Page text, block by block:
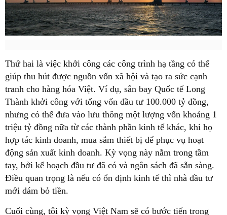
Thứ hai là việc khởi công các công trình hạ tầng có thể
giúp thu hút được nguồn vốn xã hội và tạo ra sức cạnh
tranh cho hàng hóa Việt. Ví dụ, sân bay Quốc tế Long
Thành khởi công với tổng vốn đầu tư 100.000 tỷ đồng,
nhưng có thể đưa vào lưu thông một lượng vốn khoảng 1
triệu tỷ đồng nữa từ các thành phần kinh tế khác, khi họ
hợp tác kinh doanh, mua sắm thiết bị để phục vụ hoạt
động sản xuất kinh doanh. Kỳ vọng này nằm trong tầm
tay, bởi kế hoạch đầu tư đã có và ngân sách đã sẵn sàng.
Điều quan trọng là nếu có ổn định kinh tế thì nhà đầu tư
mới dám bỏ tiền.
Cuối cùng, tôi kỳ vọng Việt Nam sẽ có bước tiến trong